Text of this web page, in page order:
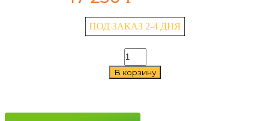
ПОД ЗАКАЗ 2-4 ДНЯ
Количество
товара
Cordiant
245/70
В корзину